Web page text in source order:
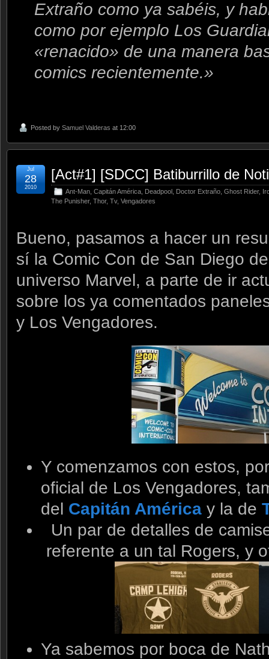
Extraño como ya sabéis, y
como por ejemplo Los
«renacido» de una manera
comics recientemente.»
Posted by Samuel Valderas at 12:00
[Act#1] [SDCC] Batiburrillo de
Ant-Man, Capitán América, Deadpool , Doctor Extraño, Ghost Rider,
The Punisher, Thor, Tv, Vengadores
Jul
28
2010
Bueno, pasamos a hacer un
sí la Comic Con de San Diego
universo Marvel, a parte de ir
sobre los ya comentados
y Los Vengadores.
Y comenzamos con estos,
oficial de Los Vengadores,
del Capitán Américay la de
Un par de detalles de
referente a un tal Rogers, y
Ya sabemos por boca de